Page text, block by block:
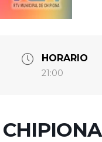
HORARIO
21:00